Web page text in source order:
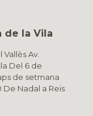
de la Vila
Av.
Del 6 de
de setmana
De Nadal a Reis